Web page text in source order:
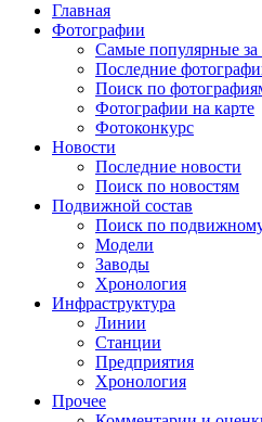
Главная
Фотографии
Cамые популярные за
Последние
Поиск по
Фотографии на карте
Фотоконкурс
Новости
Последние новости
Поиск по новостям
Подвижной состав
Поиск по подвижному
Модели
Заводы
Хронология
Инфраструктура
Линии
Станции
Предприятия
Хронология
Прочее